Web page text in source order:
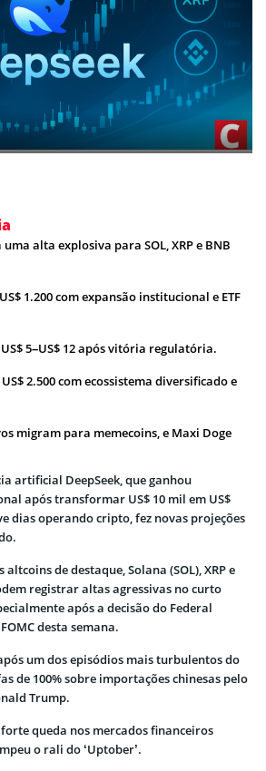
alta explosiva para SOL, XRP e BNB
1.200 com expansão institucional e ETF
5–US$ 12 após vitória regulatória.
2.500 com ecossistema diversificado e
migram para memecoins, e Maxi Doge
artificial DeepSeek, que ganhou
após transformar US$ 10 mil em US$
dias operando cripto, fez novas projeções
de destaque, Solana (SOL), XRP e
registrar altas agressivas no curto
após a decisão do Federal
desta semana.
um dos episódios mais turbulentos do
de 100% sobre importações chinesas pelo
Trump.
queda nos mercados financeiros
o rali do ‘Uptober’.